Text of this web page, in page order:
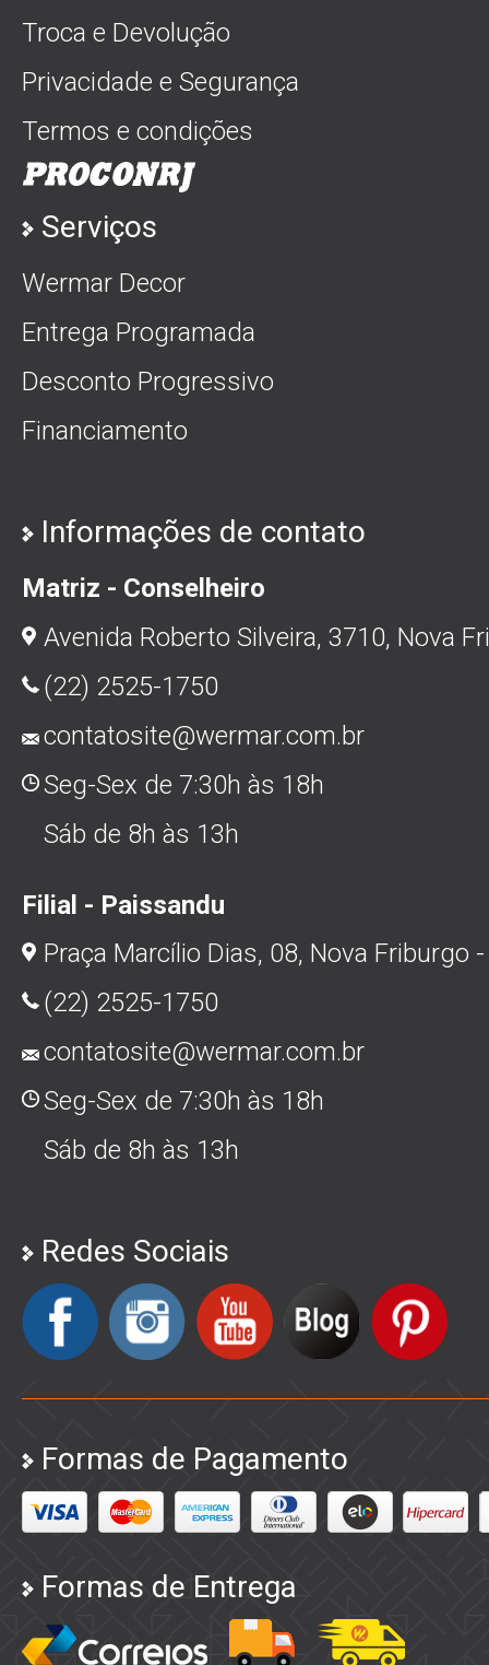
Troca e Devolução
Privacidade e Segurança
Termos e condições
Serviços
Wermar Decor
Entrega Programada
Desconto Progressivo
Financiamento
Informações de contato
Matriz - Conselheiro
Avenida Roberto Silveira, 3710, Nova
(22) 2525-1750
contatosite@wermar.com.br
Seg-Sex de 7:30h às 18h
Sáb de 8h às 13h
Filial - Paissandu
Praça Marcílio Dias, 08, Nova Friburgo
(22) 2525-1750
contatosite@wermar.com.br
Seg-Sex de 7:30h às 18h
Sáb de 8h às 13h
Redes Sociais
Formas de Pagamento
Formas de Entrega